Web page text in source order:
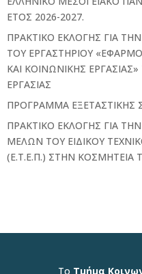
ΕΤΟΣ 2026-2027.
ΠΡΑΚΤΙΚΟ ΕΚΛΟΓΗΣ ΓΙΑ
ΤΟΥ ΕΡΓΑΣΤΗΡΙΟΥ
ΚΑΙ ΚΟΙΝΩΝΙΚΗΣ
ΕΡΓΑΣΙΑΣ
ΠΡΟΓΡΑΜΜΑ ΕΞΕΤΑΣΤΙΚΗΣ
ΠΡΑΚΤΙΚΟ ΕΚΛΟΓΗΣ ΓΙΑ
ΜΕΛΩΝ ΤΟΥ ΕΙΔΙΚΟΥ
(Ε.Τ.Ε.Π.) ΣΤΗΝ ΚΟΣΜΗΤΕΙΑ
Το Τμήμα